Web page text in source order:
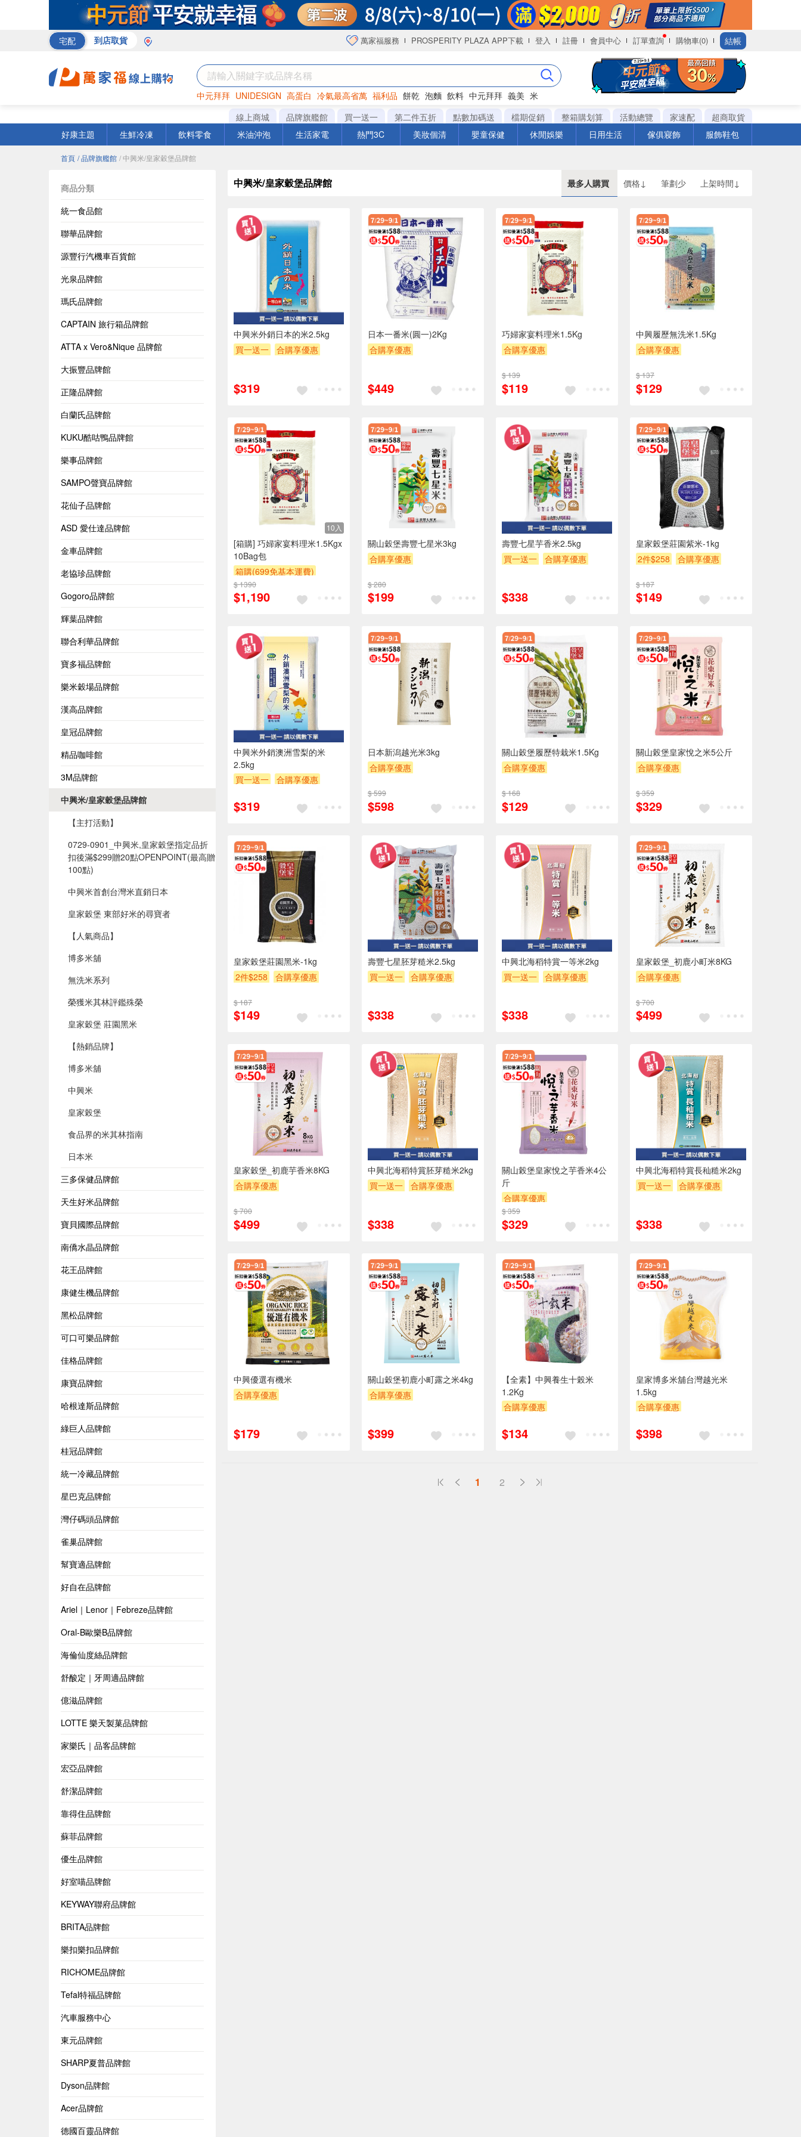
宅配 到店取貨 萬家福服務 PROSPERITY PLAZA APP下載 登入 註冊 會員中心 訂單查詢 購物車(0) 結帳
中元拜拜 UNIDESIGN 高蛋白 冷氣最高省萬 福利品 餅乾 泡麵 飲料 中元拜拜 義美 米
罐頭 咖啡 海苔
線上商城 品牌旗艦館 買一送一 第二件五折 點數加碼送 檔期促銷 整箱購划算 活動總覽 家速配
超商取貨
好康主題
生鮮冷凍 飲料零食 米油沖泡 生活家電 熱門3C 美妝個清 嬰童保健 休閒娛樂 日用生活 傢俱寢飾 服飾鞋包
首頁 / 品牌旗艦館 / 中興米/皇家穀堡品牌館
商品分類
統一食品館
聯華品牌館
源豐行汽機車百貨館
光泉品牌館
瑪氏品牌館
CAPTAIN 旅行箱品牌館
ATTA x Vero&Nique 品牌館
大振豐品牌館
正隆品牌館
白蘭氏品牌館
KUKU酷咕鴨品牌館
樂事品牌館
SAMPO聲寶品牌館
花仙子品牌館
ASD 愛仕達品牌館
金車品牌館
老協珍品牌館
Gogoro品牌館
輝葉品牌館
聯合利華品牌館
寶多福品牌館
樂米穀場品牌館
漢高品牌館
皇冠品牌館
精品咖啡館
3M品牌館
中興米/皇家穀堡品牌館
【主打活動】
0729-0901_中興米,皇家穀堡指定品折
扣後滿$299贈20點OPENPOINT(最高贈
100點)​
中興米首創台灣米直銷日本
皇家穀堡 東部好米的尋寶者
【人氣商品】
博多米舖
無洗米系列
榮獲米其林評鑑殊榮
皇家穀堡 莊園黑米
【熱銷品牌】
博多米舖
中興米
皇家榖堡
食品界的米其林指南
日本米
三多保健品牌館
天生好米品牌館
寶貝國際品牌館
南僑水晶品牌館
花王品牌館
康健生機品牌館
黑松品牌館
可口可樂品牌館
佳格品牌館
康寶品牌館
哈根達斯品牌館
綠巨人品牌館
桂冠品牌館
統一冷藏品牌館
星巴克品牌館
灣仔碼頭品牌館
雀巢品牌館
幫寶適品牌館
好自在品牌館
Ariel｜Lenor｜Febreze品牌館
Oral-B歐樂B品牌館
海倫仙度絲品牌館
舒酸定｜牙周適品牌館
億滋品牌館
LOTTE 樂天製菓品牌館
家樂氏｜品客品牌館
宏亞品牌館
舒潔品牌館
靠得住品牌館
蘇菲品牌館
優生品牌館
好室喵品牌館
KEYWAY聯府品牌館
BRITA品牌館
樂扣樂扣品牌館
RICHOME品牌館
Tefal特福品牌館
汽車服務中心
東元品牌館
SHARP夏普品牌館
Dyson品牌館
Acer品牌館
德國百靈品牌館
中興米/皇家穀堡品牌館 最多人購買 價格↓ 筆劃少 上架時間↓
中興米外銷日本的米2.5kg
買一送一
合購享優惠
$319
日本一番米(圓一)2Kg
合購享優惠
$449
巧婦家宴料理米1.5Kg
合購享優惠
滿額贈券
$ 139
$119
中興履歷無洗米1.5Kg
合購享優惠
滿額贈券
$ 137
$129
10入
[箱購] 巧婦家宴料理米1.5Kgx
10Bag包
箱購(699免基本運費)
合購享優惠
贈OPENPOINT
滿額贈券
$ 1390
$1,190
關山穀堡壽豐七星米3kg
合購享優惠
滿額贈券
$ 280
$199
壽豐七星芋香米2.5kg
買一送一
合購享優惠
$338
皇家榖堡莊園紫米-1kg
2件$258
合購享優惠
滿額贈券
$ 187
$149
中興米外銷澳洲雪梨的米
2.5kg
買一送一
合購享優惠
贈$200
$319
日本新潟越光米3kg
合購享優惠
滿額贈券
$ 599
$598
關山穀堡履歷特栽米1.5Kg
合購享優惠
滿額贈券
$ 168
$129
關山榖堡皇家悅之米5公斤
合購享優惠
滿額贈券
$ 359
$329
皇家榖堡莊園黑米-1kg
2件$258
合購享優惠
滿額贈券
$ 187
$149
壽豐七星胚芽糙米2.5kg
買一送一
合購享優惠
$338
中興北海稻特賞一等米2kg
買一送一
合購享優惠
$338
皇家穀堡_初鹿小町米8KG
合購享優惠
滿額贈券
$ 700
$499
皇家穀堡_初鹿芋香米8KG
合購享優惠
滿額贈券
$ 700
$499
中興北海稻特賞胚芽糙米2kg
買一送一
合購享優惠
$338
關山榖堡皇家悅之芋香米4公
斤
合購享優惠
贈OPENPOINT
滿額贈券
贈$200
$ 359
$329
中興北海稻特賞長秈糙米2kg
買一送一
合購享優惠
$338
中興優選有機米
合購享優惠
$179
關山穀堡初鹿小町露之米4kg
合購享優惠
$399
【全素】中興養生十榖米
1.2Kg
合購享優惠
滿額贈券
贈$200
$134
皇家博多米舖台灣越光米
1.5kg
合購享優惠
滿額贈券
贈$200
$398
1 2